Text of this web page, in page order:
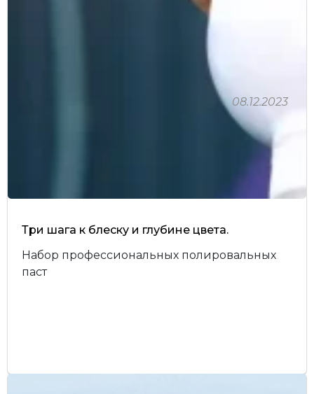
Три шага к блеску и глубине цвета.
Набор профессиональных полировальных
паст
08.12.2023